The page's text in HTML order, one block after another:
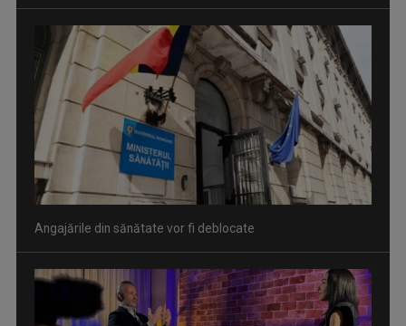
ALBERTINA IONESCU
E realizator şi gazdă a emisiunii „Sâmbăta cu ...
COSMIN BĂLEANU
„Sunt un om absolut normal, pasionat de sport ...
Angajările din sănătate vor fi deblocate